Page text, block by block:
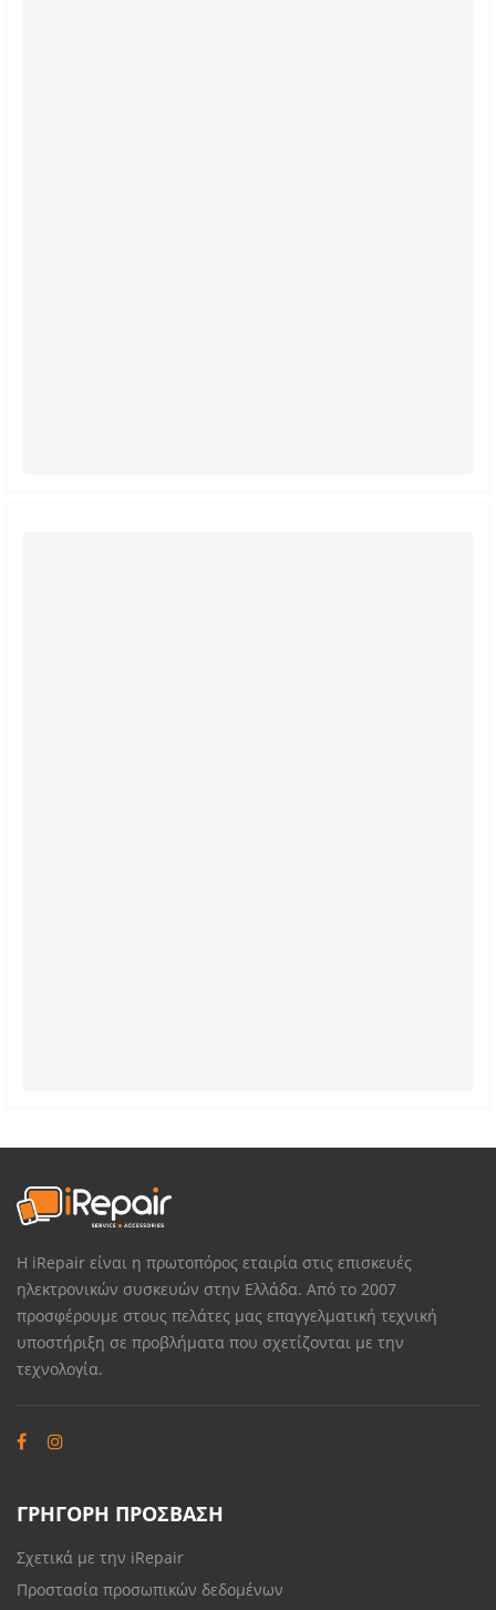
Η iRepair είναι η πρωτοπόρος εταιρία στις επισκευές
ηλεκτρονικών συσκευών στην Ελλάδα. Από το 2007
προσφέρουμε στους πελάτες μας επαγγελματική τεχνική
υποστήριξη σε προβλήματα που σχετίζονται με την
τεχνολογία.
ΓΡΗΓΟΡΗ ΠΡΟΣΒΑΣΗ
Σχετικά με την iRepair
Προστασία προσωπικών δεδομένων